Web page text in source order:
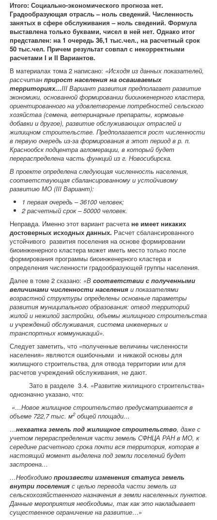
Итого: Социально-экономического прогноза нет.
Градообразующая отрасль – ноль сведений. Численность
занятых в сфере обслуживания – ноль сведений. Формула
выставлена только буквами, чисел в ней нет. Однако итог
представлен: на 1 очередь 36,1 тыс.чел., на расчетный срок
50 тыс.чел. Причем результат совпал с некорректными
расчетами I и II Вариантов.
В материалах тома 2 написано: «Исходя из данных показателей,
рассчитан прирост населения на осваиваемых
территориях…III Вариант развития предполагает развитие
экономики, основанной формировании биоинженерного кластера,
ориентированного на удовлетворение потребностей сельского
хозяйства (семена, ветеринарные препараты, кормовые
добавки и другое), развитие обслуживающих отраслей и
жилищном строительстве. Предполагается рост численности
в первую очередь из-за формирования в этот период в р. п.
Краснообск подцентра агломерации, в который будет
перераспределена часть функций из г. Новосибирска.
В проекте определена следующая численность населения,
соответствующая сбалансированному и устойчивому
развитию МО (III Вариант):
1 первая очередь – 36100 человек;
2расчетный срок – 50000 человек.
Неправда. Именно этот вариант расчета не имеет никаких
достоверных исходных данных. Расчет сбалансированного
устойчивого развития поселения на основе формировании
биоинженерного кластера может иметь место только после
формирования программы биоинженерного кластера и
определения численности градообразующей группы населения.
Далее в томе 2 сказано: «В соответствии с полученными
величинами численности населения и показателями
возрастной структуры определены основные параметры
развития муниципального образования: отвод территорий
жилой и нежилой застройки, объемы жилищного строительства
и учреждений обслуживания, система инженерных и
транспортных коммуникаций».
Следует заметить, что «полученные величины численности
населения» являются ошибочными и никакой основы для
жилищного строительства, для отвода территории или для
расчетов учреждений обслуживания, не дают.
Зато в разделе 3.4. «Развитие жилищного строительства»
однозначно указано, что:
«…Новое жилищное строительство предусматривается в
объеме 722,7 тыс. м2общей площади…
…нехватка земель под жилищное строительство, даже с
учетом перераспределения части земель СФНЦА РАН в МО, к
середине расчетного срока почти вся территория, которая в
настоящий момент выделена под земли поселений будет
застроена…
…Необходимо произвести изменения статуса земель
внутри поселения с целью перевода части земель из
сельскохозяйственного назначения в земли населенных пунктов.
Данные мероприятия необходимы, так как это накладывает
существенное ограничение на развитие…»